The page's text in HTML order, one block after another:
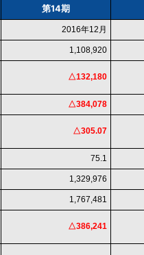
第14期
2016年12月
1,108,920
△132,180
△384,078
△305.07
75.1
1,329,976
1,767,481
△386,241